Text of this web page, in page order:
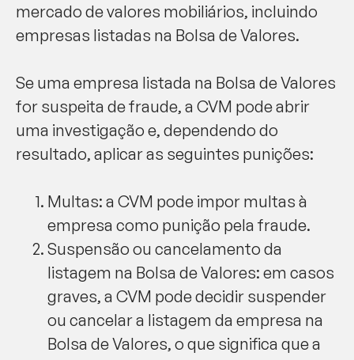
mercado de valores mobiliários, incluindo
empresas listadas na Bolsa de Valores.
Se uma empresa listada na Bolsa de Valores
for suspeita de fraude, a CVM pode abrir
uma investigação e, dependendo do
resultado, aplicar as seguintes punições:
Multas: a CVM pode impor multas à
empresa como punição pela fraude.
Suspensão ou cancelamento da
listagem na Bolsa de Valores: em casos
graves, a CVM pode decidir suspender
ou cancelar a listagem da empresa na
Bolsa de Valores, o que significa que a